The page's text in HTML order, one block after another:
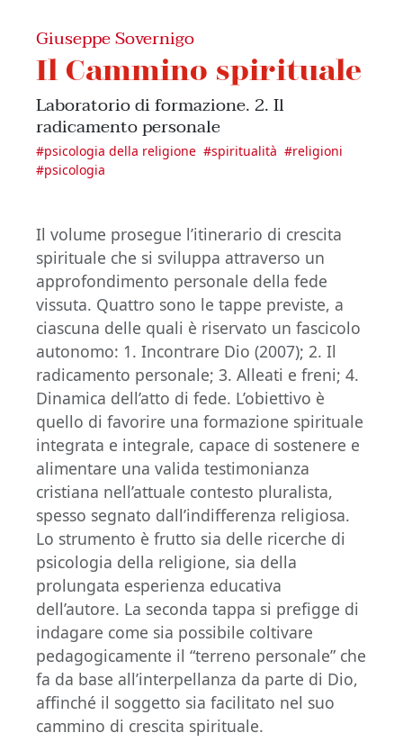
Giuseppe Sovernigo
Il Cammino spirituale
Laboratorio di formazione. 2. Il
radicamento personale
#psicologia della religione #spiritualità #religioni
#psicologia
Il volume prosegue l’itinerario di crescita
spirituale che si sviluppa attraverso un
approfondimento personale della fede
vissuta. Quattro sono le tappe previste, a
ciascuna delle quali è riservato un fascicolo
autonomo: 1. Incontrare Dio (2007); 2. Il
radicamento personale; 3. Alleati e freni; 4.
Dinamica dell’atto di fede. L’obiettivo è
quello di favorire una formazione spirituale
integrata e integrale, capace di sostenere e
alimentare una valida testimonianza
cristiana nell’attuale contesto pluralista,
spesso segnato dall’indifferenza religiosa.
Lo strumento è frutto sia delle ricerche di
psicologia della religione, sia della
prolungata esperienza educativa
dell’autore. La seconda tappa si prefigge di
indagare come sia possibile coltivare
pedagogicamente il “terreno personale” che
fa da base all’interpellanza da parte di Dio,
affinché il soggetto sia facilitato nel suo
cammino di crescita spirituale.